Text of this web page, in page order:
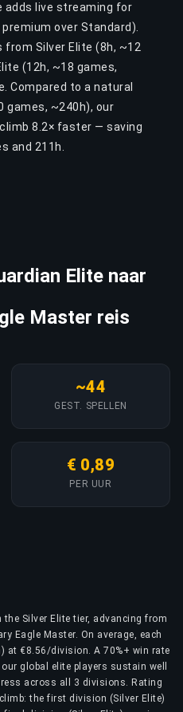
adds live streaming for
over Standard).
Silver Elite (8h, ~12
(12h, ~18 games,
Compared to a natural
games, ~240h), our
8.2× faster — saving
and 211h.
Elite naar
Master reis
~44
GEST. SPELLEN
€ 0,89
PER UUR
Silver Elite tier, advancing from
Eagle Master. On average, each
at €8.56/division. A 70%+ win rate
global elite players sustain well
across all 3 divisions. Rating
the first division (Silver Elite)